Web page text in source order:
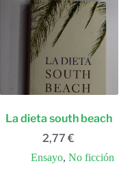
La dieta south beach
2,77€
Ensayo, No ficción